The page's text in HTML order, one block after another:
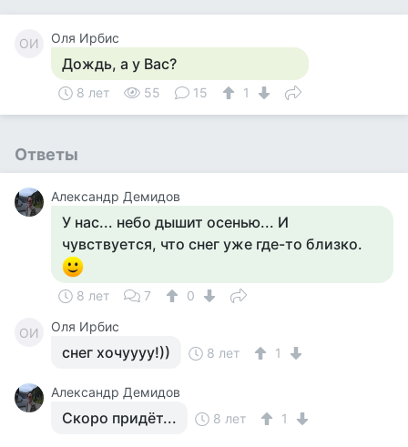
ОИ Оля Ирбис
Дождь, а у Вас?
8 лет 55 15 1
Ответы
Александр Демидов
У нас... небо дышит осенью... И
чувствуется, что снег уже где-то близко.
8 лет 7 0
ОИ Оля Ирбис
снег хочуууу!)) 8 лет 1
Александр Демидов
Скоро придёт... 8 лет 1